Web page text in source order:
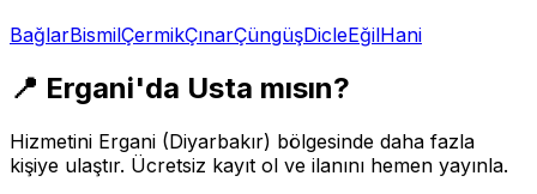
BağlarBismilÇermikÇınarÇüngüşDicleEğilHani
📍 Ergani'da Usta mısın?
Hizmetini Ergani (Diyarbakır) bölgesinde daha fazla
kişiye ulaştır. Ücretsiz kayıt ol ve ilanını hemen yayınla.